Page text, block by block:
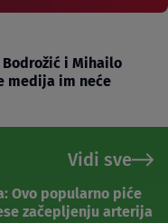
Bodrožić i Mihailo
medija im neće
Vidi sve
Ovo popularno piće
začepljenju arterija